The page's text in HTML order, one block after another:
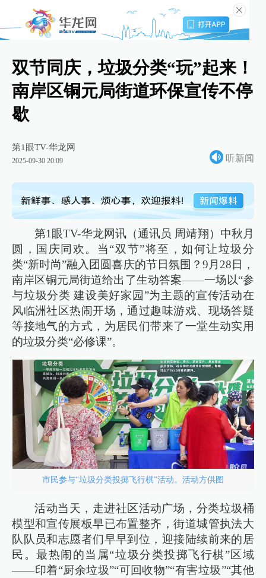
双节同庆，垃圾分类“玩”起来！
南岸区铜元局街道环保宣传不停
歇
第1眼TV-华龙网
2025-09-30 20:09 听新闻
第1眼TV-华龙网讯（通讯员 周靖翔）中秋月
圆，国庆同欢。当“双节”将至，如何让垃圾分
类“新时尚”融入团圆喜庆的节日氛围？9月28日，
南岸区铜元局街道给出了生动答案——一场以“参
与垃圾分类 建设美好家园”为主题的宣传活动在
风临洲社区热闹开场，通过趣味游戏、现场答疑
等接地气的方式，为居民们带来了一堂生动实用
的垃圾分类“必修课”。​
市民参与“垃圾分类投掷飞行棋”活动。活动方供图
活动当天，走进社区活动广场，分类垃圾桶
模型和宣传展板早已布置整齐，街道城管执法大
队队员和志愿者们早早到位，迎接陆续前来的居
民。最热闹的当属“垃圾分类投掷飞行棋”区域
——印着“厨余垃圾”“可回收物”“有害垃圾”“其他